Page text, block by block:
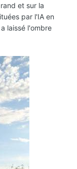
et sur la
par l'IA en
laissé l'ombre